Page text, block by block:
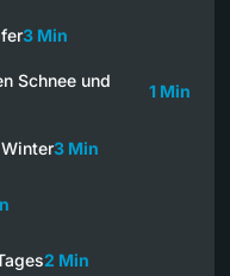
3 Min
Schnee und
1 Min
3 Min
2 Min